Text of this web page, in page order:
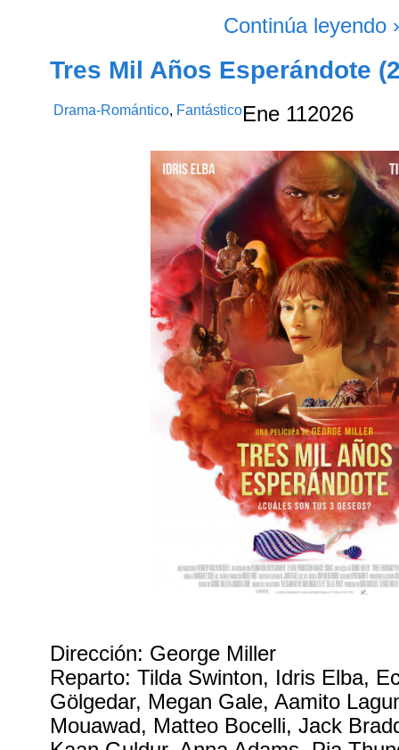
Continúa leyendo
Tres Mil Años Esperándote
Drama-Romántico, FantásticoEne 112026
Dirección: George Miller
Reparto: Tilda Swinton, Idris Elba,
Gölgedar, Megan Gale, Aamito
Mouawad, Matteo Bocelli, Jack